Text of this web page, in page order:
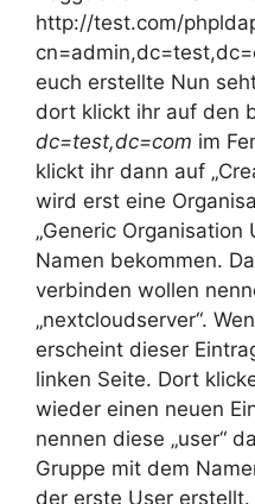
http://test.com/
euch erstellte Nun
dort klickt ihr auf den
dc=test,dc=com im
klickt ihr dann auf
wird erst eine
„Generic Organisation
Namen bekommen.
verbinden wollen
„nextcloudserver“.
erscheint dieser
linken Seite. Dort
wieder einen neuen
nennen diese „user“
Gruppe mit dem
der erste User